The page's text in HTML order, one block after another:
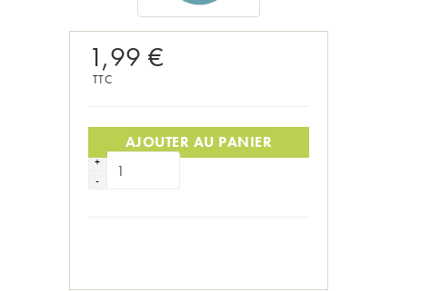
1,99 €
TTC
QuantitéAJOUTER AU PANIER